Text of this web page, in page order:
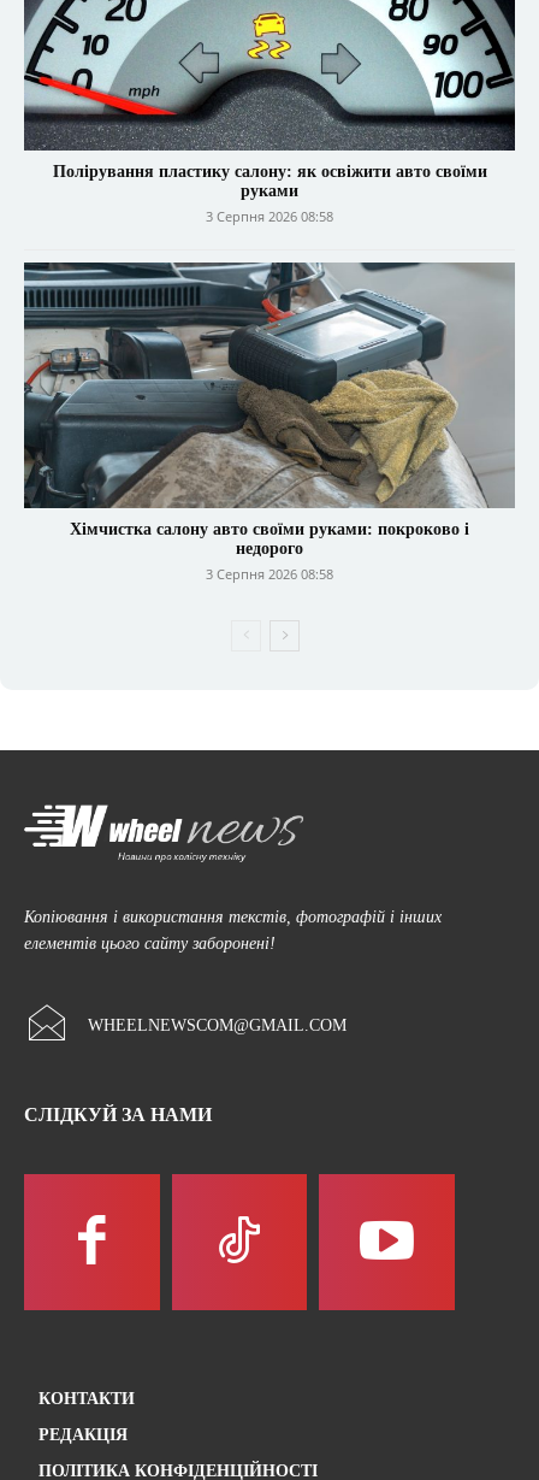
Полірування пластику салону: як освіжити авто своїми
руками
3 Серпня 2026 08:58
Хімчистка салону авто своїми руками: покроково і
недорого
3 Серпня 2026 08:58
Копіювання і використання текстів, фотографій і інших
елементів цього сайту заборонені!
WHEELNEWSCOM@GMAIL.COM
СЛІДКУЙ ЗА НАМИ
КОНТАКТИ
РЕДАКЦІЯ
ПОЛІТИКА КОНФІДЕНЦІЙНОСТІ